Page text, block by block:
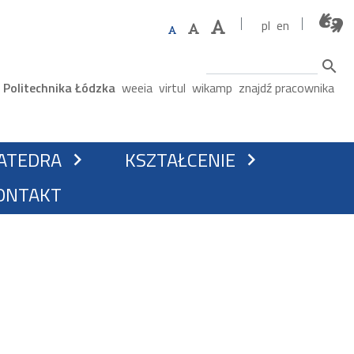
pl en
Szukaj
Górne menu
Politechnika Łódzka weeia virtul wikamp znajdź pracownika
chevron_right KSZTAŁCENIE chevron_right